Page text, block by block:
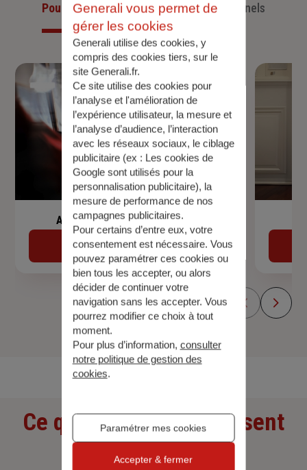
Pour les particuliersPour les professionnels
Assurance de prêt immobilier
Découvrir
Découvrir toutes nos offres
Ce que nos clients pensent
de nous
Generali vous permet de
gérer les cookies
Generali utilise des cookies, y
compris des cookies tiers, sur le
site Generali.fr.
Ce site utilise des cookies pour
l’analyse et l'amélioration de
l’expérience utilisateur, la mesure et
l’analyse d’audience, l’interaction
avec les réseaux sociaux, le ciblage
publicitaire (ex : Les cookies de
Google sont utilisés pour la
personnalisation publicitaire), la
mesure de performance de nos
campagnes publicitaires.
Pour certains d’entre eux, votre
consentement est nécessaire. Vous
pouvez paramétrer ces cookies ou
bien tous les accepter, ou alors
décider de continuer votre
navigation sans les accepter. Vous
pourrez modifier ce choix à tout
moment.
Pour plus d’information, consulter
notre politique de gestion des
cookies.
Paramétrer mes cookies
Accepter & fermer